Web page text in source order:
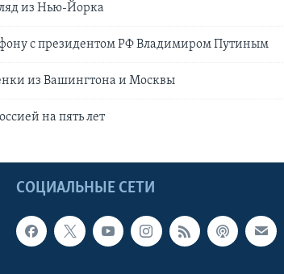
из Нью-Йорка
с президентом РФ Владимиром Путиным
из Вашингтона и Москвы
на пять лет
СОЦИАЛЬНЫЕ СЕТИ